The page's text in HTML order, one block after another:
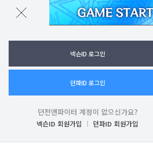
던파ON로그인
넥슨ID 로그인
던파ID 로그인
던전앤파이터 계정이 없으신가요?
넥슨ID 회원가입 던파ID 회원가입